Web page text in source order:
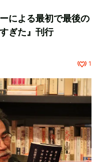
による最初で最後の
ぎた』刊行
1